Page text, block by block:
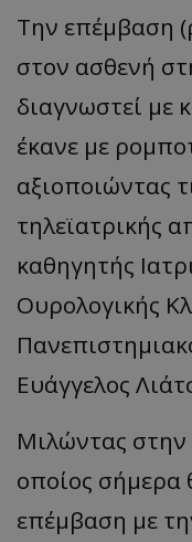
Την επέμβαση
στον ασθενή
διαγνωστεί με
έκανε με
αξιοποιώντας
τηλεϊατρικής
καθηγητής
Ουρολογικής
Ευάγγελος
Μιλώντας στην
οποίος σήμερα
επέμβαση με